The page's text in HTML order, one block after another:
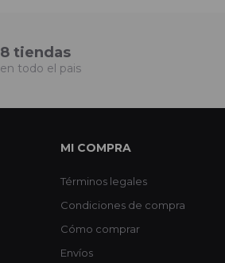
8 tiendas
en todo el pais
MI COMPRA
Términos legales
Condiciones de compra
Cómo comprar
Envíos